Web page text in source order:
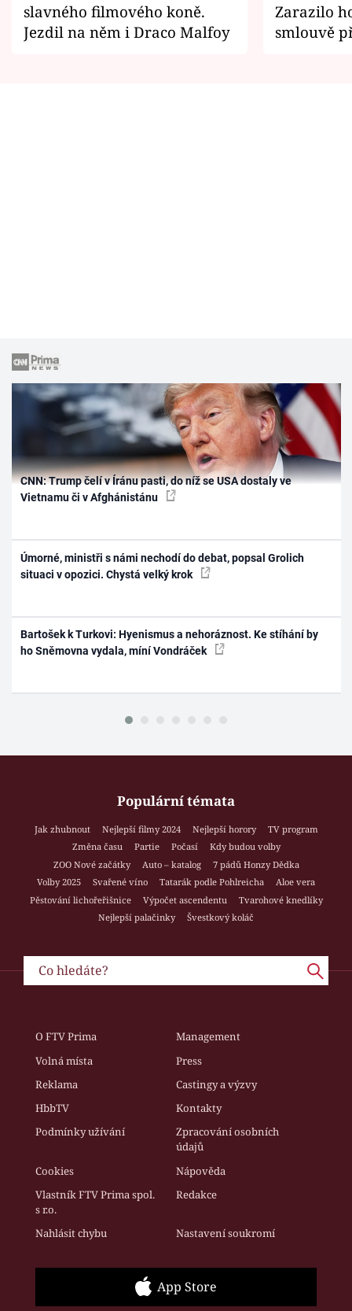
slavného filmového koně.
Jezdil na něm i Draco Malfoy
Zarazilo
smlouvě
CNN: Trump čelí v Íránu pasti, do níž se USA dostaly ve
Vietnamu či v Afghánistánu
Úmorné, ministři s námi nechodí do debat, popsal Grolich
situaci v opozici. Chystá velký krok
Bartošek k Turkovi: Hyenismus a nehoráznost. Ke stíhání by
ho Sněmovna vydala, míní Vondráček
Populární témata
Jak zhubnout Nejlepší filmy 2024 Nejlepší horory
TV program
Změna času
Partie Počasí
Kdy budou volby
ZOO Nové začátky
Auto – katalog
7 pádů Honzy Dědka
Volby 2025
Svařené víno Tatarák podle Pohlreicha
Aloe vera
Pěstování lichořeřišnice
Výpočet ascendentu
Tvarohové knedlíky
Nejlepší palačinky
Švestkový koláč
O FTV Prima
Management
Volná místa
Press
Reklama
Castingy a výzvy
HbbTV
Kontakty
Podmínky užívání
Zpracování osobních
údajů
Cookies
Nápověda
Vlastník FTV Prima spol.
s r.o.
Redakce
Nahlásit chybu Nastavení soukromí
App Store